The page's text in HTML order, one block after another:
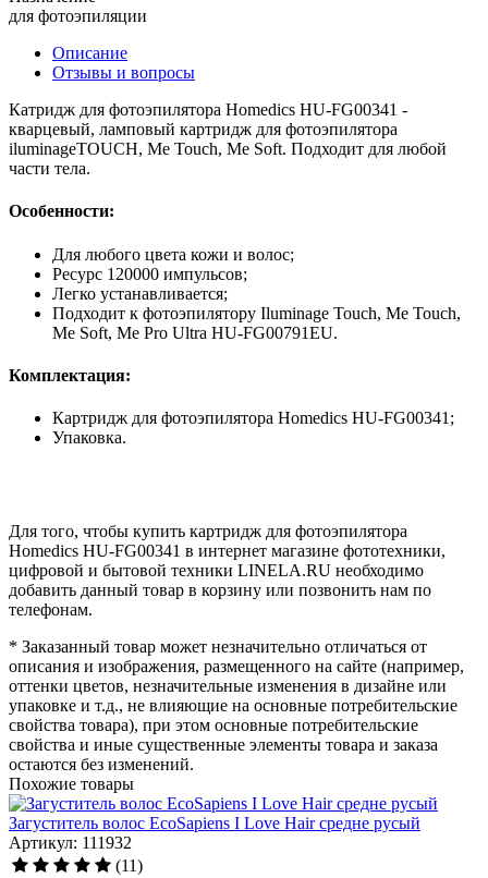
для фотоэпиляции
Описание
Отзывы и вопросы
Катридж для фотоэпилятора Homedics HU-FG00341 -
кварцевый, ламповый картридж для фотоэпилятора
iluminageTOUCH, Me Touch, Me Soft. Подходит для любой
части тела.
Особенности:
Для любого цвета кожи и волос;
Ресурс 120000 импульсов;
Легко устанавливается;
Подходит к фотоэпилятору Iluminage Touch, Me Touch,
Me Soft, Me Pro Ultra HU-FG00791EU.
Комплектация:
Картридж для фотоэпилятора Homedics HU-FG00341;
Упаковка.
Для того, чтобы купить картридж для фотоэпилятора
Homedics HU-FG00341 в интернет магазине фототехники,
цифровой и бытовой техники LINELA.RU необходимо
добавить данный товар в корзину или позвонить нам по
телефонам.
* Заказанный товар может незначительно отличаться от
описания и изображения, размещенного на сайте (например,
оттенки цветов, незначительные изменения в дизайне или
упаковке и т.д., не влияющие на основные потребительские
свойства товара), при этом основные потребительские
свойства и иные существенные элементы товара и заказа
остаются без изменений.
Похожие товары
Загуститель волос EcoSapiens I Love Hair средне русый
Артикул: 111932
(11)